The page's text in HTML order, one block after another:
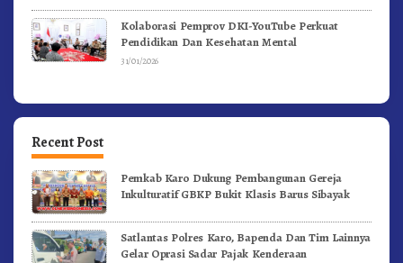
Kolaborasi Pemprov DKI-YouTube Perkuat
Pendidikan Dan Kesehatan Mental
31/01/2026
Recent Post
Pemkab Karo Dukung Pembangunan Gereja
Inkulturatif GBKP Bukit Klasis Barus Sibayak
Satlantas Polres Karo, Bapenda Dan Tim Lainnya
Gelar Oprasi Sadar Pajak Kenderaan